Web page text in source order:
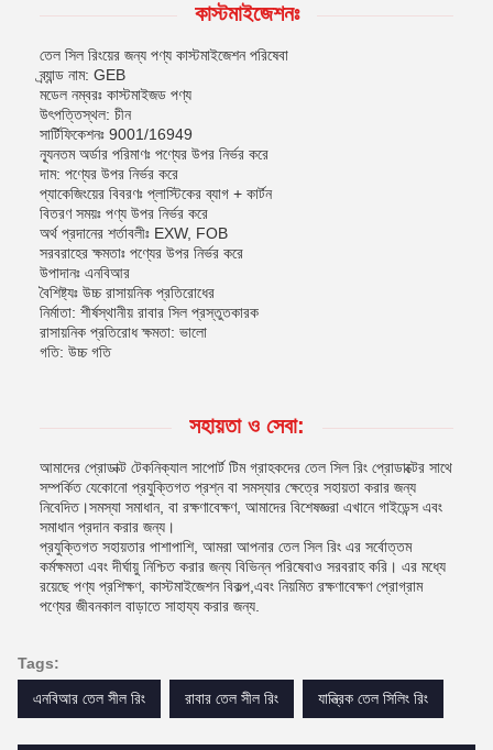
কাস্টমাইজেশনঃ
তেল সিল রিংয়ের জন্য পণ্য কাস্টমাইজেশন পরিষেবা
ব্র্যান্ড নাম: GEB
মডেল নম্বরঃ কাস্টমাইজড পণ্য
উৎপত্তিস্থল: চীন
সার্টিফিকেশনঃ 9001/16949
ন্যূনতম অর্ডার পরিমাণঃ পণ্যের উপর নির্ভর করে
দাম: পণ্যের উপর নির্ভর করে
প্যাকেজিংয়ের বিবরণঃ প্লাস্টিকের ব্যাগ + কার্টন
বিতরণ সময়ঃ পণ্য উপর নির্ভর করে
অর্থ প্রদানের শর্তাবলীঃ EXW, FOB
সরবরাহের ক্ষমতাঃ পণ্যের উপর নির্ভর করে
উপাদানঃ এনবিআর
বৈশিষ্ট্যঃ উচ্চ রাসায়নিক প্রতিরোধের
নির্মাতা: শীর্ষস্থানীয় রাবার সিল প্রস্তুতকারক
রাসায়নিক প্রতিরোধ ক্ষমতা: ভালো
গতি: উচ্চ গতি
সহায়তা ও সেবা:
আমাদের প্রোডাক্ট টেকনিক্যাল সাপোর্ট টিম গ্রাহকদের তেল সিল রিং প্রোডাক্টের সাথে
সম্পর্কিত যেকোনো প্রযুক্তিগত প্রশ্ন বা সমস্যার ক্ষেত্রে সহায়তা করার জন্য
নিবেদিত।সমস্যা সমাধান, বা রক্ষণাবেক্ষণ, আমাদের বিশেষজ্ঞরা এখানে গাইডেন্স এবং
সমাধান প্রদান করার জন্য।
প্রযুক্তিগত সহায়তার পাশাপাশি, আমরা আপনার তেল সিল রিং এর সর্বোত্তম
কর্মক্ষমতা এবং দীর্ঘায়ু নিশ্চিত করার জন্য বিভিন্ন পরিষেবাও সরবরাহ করি। এর মধ্যে
রয়েছে পণ্য প্রশিক্ষণ, কাস্টমাইজেশন বিকল্প,এবং নিয়মিত রক্ষণাবেক্ষণ প্রোগ্রাম
পণ্যের জীবনকাল বাড়াতে সাহায্য করার জন্য.
Tags:
এনবিআর তেল সীল রিং
রাবার তেল সীল রিং যান্ত্রিক তেল সিলিং রিং